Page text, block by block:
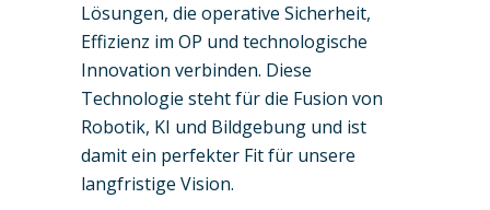
Lösungen, die operative Sicherheit,
Effizienz im OP und technologische
Innovation verbinden. Diese
Technologie steht für die Fusion von
Robotik, KI und Bildgebung und ist
damit ein perfekter Fit für unsere
langfristige Vision.